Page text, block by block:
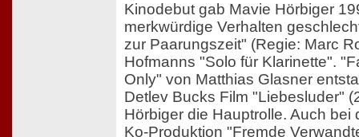
Kinodebut gab Mavie Hörbiger
merkwürdige Verhalten
zur Paarungszeit" (Regie: Marc
Hofmanns "Solo für Klarinette".
Only" von Matthias Glasner
Detlev Bucks Film "Liebesluder"
Hörbiger die Hauptrolle. Auch bei
Ko-Produktion "Fremde